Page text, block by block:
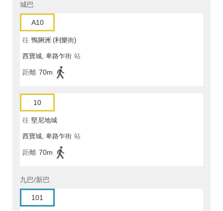
城巴
A10
往 鴨脷洲 (利樂街)
西寶城, 卑路乍街 站
距離 70m
10
往 堅尼地城
西寶城, 卑路乍街 站
距離 70m
九巴/新巴
101